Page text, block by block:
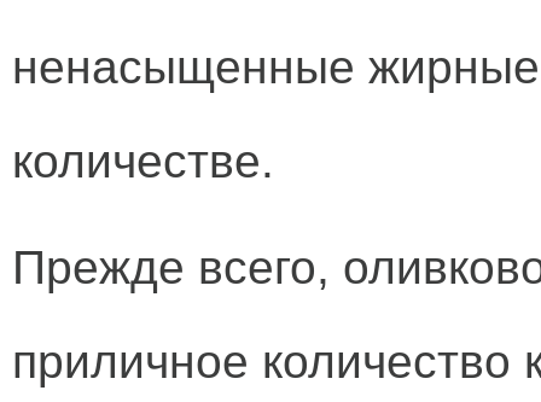
ненасыщенные жирные
количестве.
Прежде всего,
приличное количество